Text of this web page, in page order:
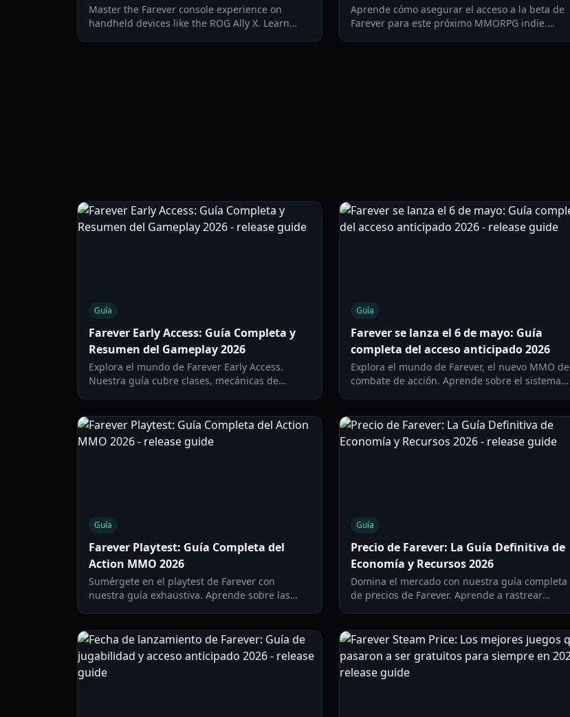
Master the Farever console experience on
handheld devices like the ROG Ally X. Learn
Aprende cómo asegurar el acceso a la beta de
Farever para este próximo MMORPG indie.
Guía
Farever Early Access: Guía Completa y
Resumen del Gameplay 2026
Explora el mundo de Farever Early Access.
Nuestra guía cubre clases, mecánicas de
Guía
Farever se lanza el 6 de mayo: Guía
completa del acceso anticipado 2026
Explora el mundo de Farever, el nuevo MMO de
combate de acción. Aprende sobre el sistema
Guía
Farever Playtest: Guía Completa del
Action MMO 2026
Sumérgete en el playtest de Farever con
nuestra guía exhaustiva. Aprende sobre las
indie.
Guía
Precio de Farever: La Guía Definitiva de
Economía y Recursos 2026
Domina el mercado con nuestra guía completa
de precios de Farever. Aprende a rastrear
2026.